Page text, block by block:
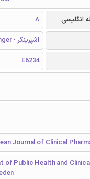
انگلیسی
8
اشپرینگر - Springer
E6234
of Public Health and